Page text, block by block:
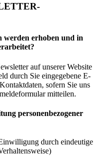
werden erhoben und in
auf unserer Website
durch Sie eingegebene E-
sofern Sie uns
mitteilen.
personenbezogener
durch eindeutige